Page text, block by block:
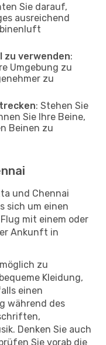
Sie darauf,
ausreichend
zu verwenden:
Umgebung zu
zu
: Stehen Sie
Sie Ihre Beine,
Beinen zu
und Chennai
sich um einen
mit einem oder
Ankunft in
zu
Kleidung,
einen
während des
Denken Sie auch
Sie vorab die